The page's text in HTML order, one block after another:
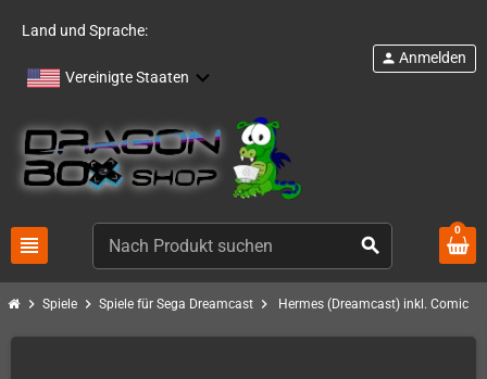
Land und Sprache:
Vereinigte Staaten
view_headline search
person Anmelden
0
chevron_right Spiele chevron_right Spiele für Sega Dreamcast chevron_right Hermes (Dreamcast) inkl. Comic